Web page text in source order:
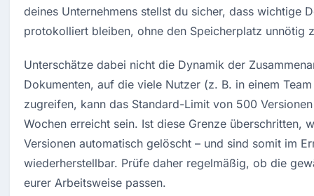
deines Unternehmens stellst du sicher, dass wichtige
protokolliert bleiben, ohne den Speicherplatz unnötig
Unterschätze dabei nicht die Dynamik der
Dokumenten, auf die viele Nutzer (z. B. in einem
zugreifen, kann das Standard-Limit von 500
Wochen erreicht sein. Ist diese Grenze überschritten,
Versionen automatisch gelöscht – und sind somit im
wiederherstellbar. Prüfe daher regelmäßig, ob die
eurer Arbeitsweise passen.